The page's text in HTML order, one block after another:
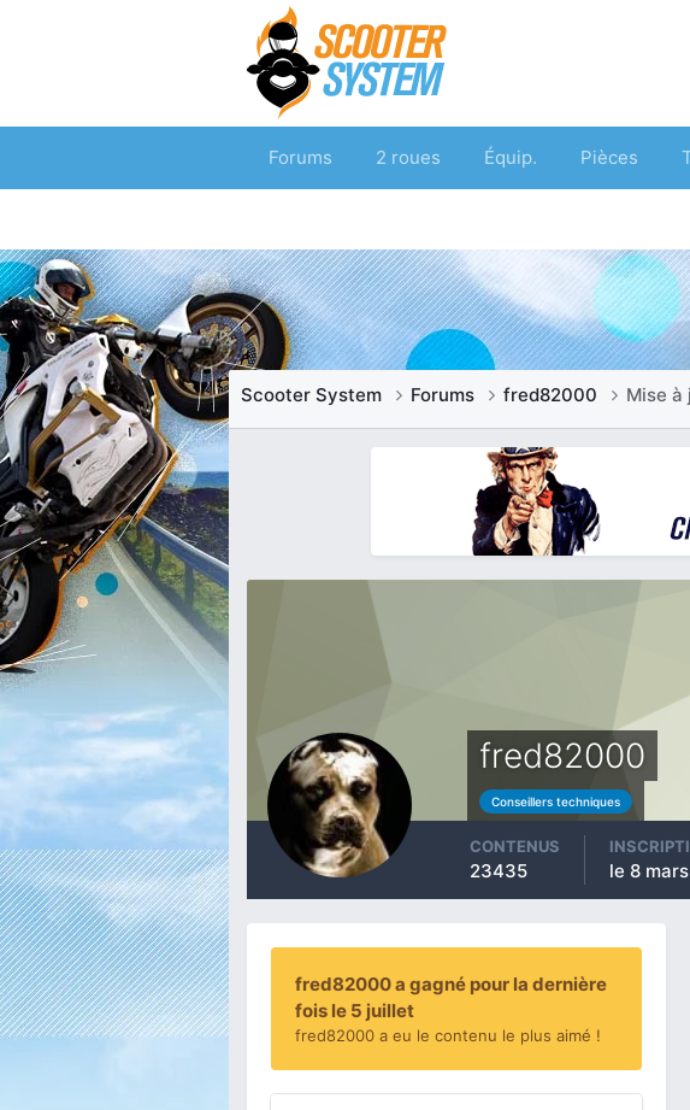
Forums 2 roues Équip. Pièces
Scooter System Forums fred82000 Mise à
fred82000
Conseillers techniques
CONTENUS
23435 le 8
fred82000 a gagné pour la dernière
fois le 5 juillet
fred82000 a eu le contenu le plus aimé !